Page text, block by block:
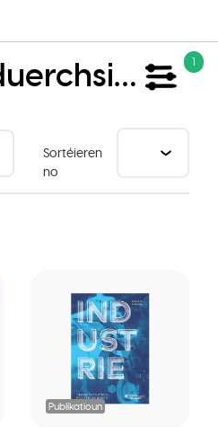
Artikelen duerchsichen 1
Sortéieren
no
Publikatioun